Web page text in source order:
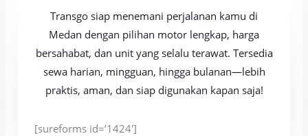
Transgo siap menemani perjalanan kamu di
Medan dengan pilihan motor lengkap, harga
bersahabat, dan unit yang selalu terawat. Tersedia
sewa harian, mingguan, hingga bulanan—lebih
praktis, aman, dan siap digunakan kapan saja!
[sureforms id=’1424′]